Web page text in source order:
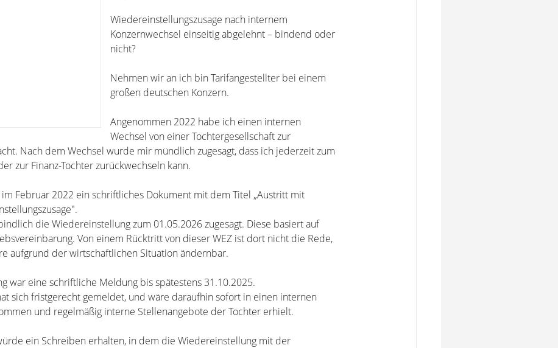
Wiedereinstellungszusage nach internem
Konzernwechsel einseitig abgelehnt – bindend oder
nicht?
Nehmen wir an ich bin Tarifangestellter bei einem
großen deutschen Konzern.
Angenommen 2022 habe ich einen internen
Wechsel von einer Tochtergesellschaft zur
Nach dem Wechsel wurde mir mündlich zugesagt, dass ich jederzeit zum
zur Finanz-Tochter zurückwechseln kann.
Februar 2022 ein schriftliches Dokument mit dem Titel „Austritt mit
die Wiedereinstellung zum 01.05.2026 zugesagt. Diese basiert auf
Von einem Rücktritt von dieser WEZ ist dort nicht die Rede,
aufgrund der wirtschaftlichen Situation ändernbar.
war eine schriftliche Meldung bis spätestens 31.10.2025.
sich fristgerecht gemeldet, und wäre daraufhin sofort in einen internen
und regelmäßig interne Stellenangebote der Tochter erhielt.
ein Schreiben erhalten, in dem die Wiedereinstellung mit der